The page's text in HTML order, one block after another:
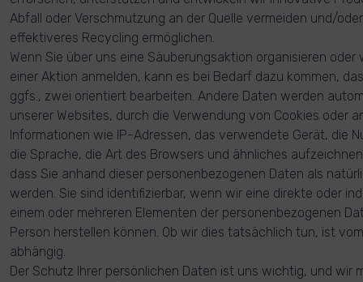
Abfall oder Verschmutzung an der Quelle vermeiden und/
effektiveres Recycling ermöglichen.
Wenn Sie über uns eine Säuberungsaktion organisieren oder
einer Aktion anmelden, kann es bei Bedarf dazu kommen,
ggfs., zwei orientiert bearbeiten. Andere Daten werden
unserer Websites, durch die Verwendung von Cookies oder
Informationen wie IP-Adressen, das verwendete Gerät, die
die Sprache, die Art des Browsers und ähnliches
dass Sie anhand dieser personenbezogenen Daten als
werden. Sie sind identifizierbar, wenn wir eine direkte oder
einem oder mehreren Elementen der personenbezogenen
Person herstellen können. Ob wir dies tatsächlich tun, ist
abhängig.
Der Schutz Ihrer persönlichen Daten ist uns wichtig, und wir